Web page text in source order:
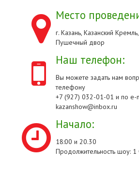
Место
г. Казань, Казанский
Пушечный двор
Наш телефон:
Вы можете задать нам
телефону
+7 (927) 032-01-01 и по e-
kazanshow@inbox.ru
Начало:
18:00 и 20.30
Продолжительность шоу: 1